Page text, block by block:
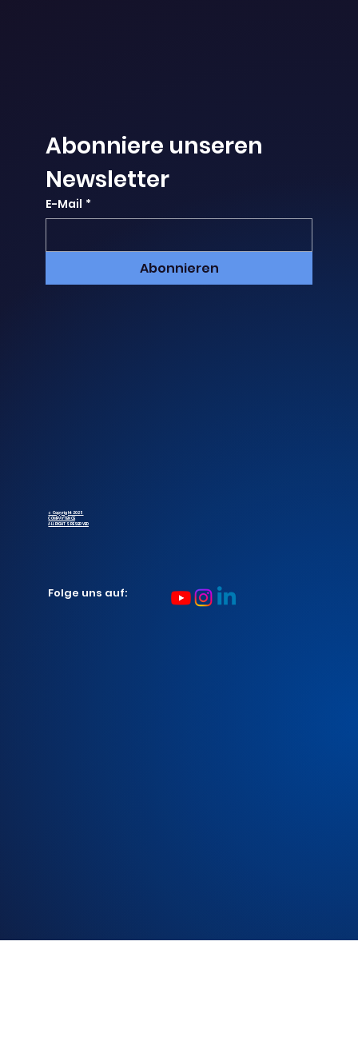
Abonniere unseren
Newsletter
E-Mail *
Abonnieren
Folge uns auf:
© Copyright 2025
COMPAYTENCE
ALL RIGHTS RESERVED